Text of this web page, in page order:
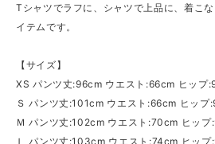
Tシャツでラフに、シャツで上品に、着こ
イテムです。
【サイズ】
XS パンツ丈:96cm ウエスト:66cm ヒップ
Ｓ パンツ丈:101cm ウエスト:66cm ヒッ
Ｍ パンツ丈:102cm ウエスト:70cm ヒッ
Ｌ パンツ丈:103cm ウエスト:74cm ヒッ